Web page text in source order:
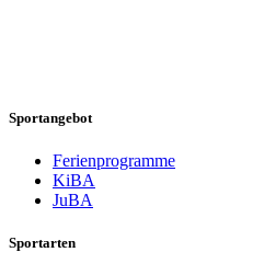
Sportangebot
Ferienprogramme
KiBA
JuBA
Sportarten